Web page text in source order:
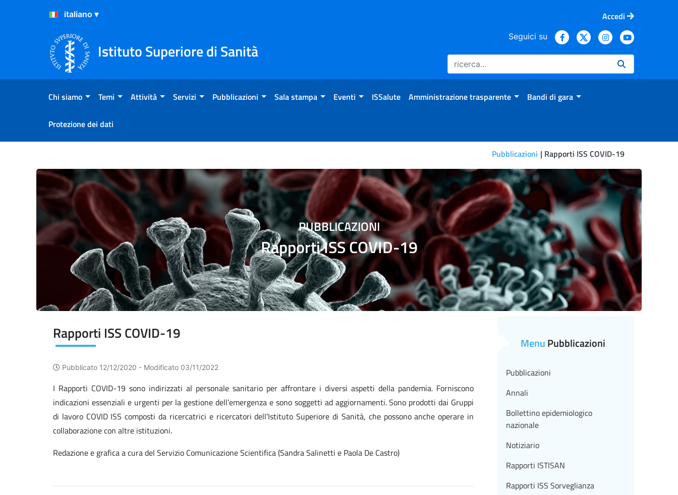
Salta al Contenuto
Salta al Footer
Accedi
Istituto Superiore di Sanità
Seguici su
Chi siamo Temi Attività Servizi Pubblicazioni Sala stampa Eventi ISSalute Amministrazione trasparente Bandi di gara
Protezione dei dati
Pubblicazioni Rapporti ISS COVID-19
Rapporto ISS COVID-19 n. 4/2020 Rev. 2 - Indicazioni ad interim per la
PUBBLICAZIONI
Rapporti ISS COVID-19
Rapporti ISS COVID-19
Pubblicato 12/12/2020 - Modificato 03/11/2022
I Rapporti COVID-19 sono indirizzati al personale sanitario per affrontare i diversi aspetti della pandemia. Forniscono
indicazioni essenziali e urgenti per la gestione dell’emergenza e sono soggetti ad aggiornamenti. Sono prodotti dai Gruppi
di lavoro COVID ISS composti da ricercatrici e ricercatori dell’Istituto Superiore di Sanità, che possono anche operare in
collaborazione con altre istituzioni.
Redazione e grafica a cura del Servizio Comunicazione Scientifica (Sandra Salinetti e Paola De Castro)
MenuPubblicazioni
Pubblicazioni
Annali
Bollettino epidemiologico
nazionale
Notiziario
Rapporti ISTISAN
Rapporti ISS Sorveglianza